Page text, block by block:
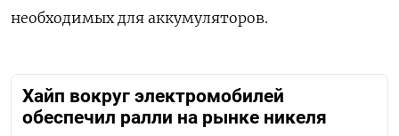
необходимых для аккумуляторов.
Хайп вокруг электромобилей
обеспечил ралли на рынке никеля